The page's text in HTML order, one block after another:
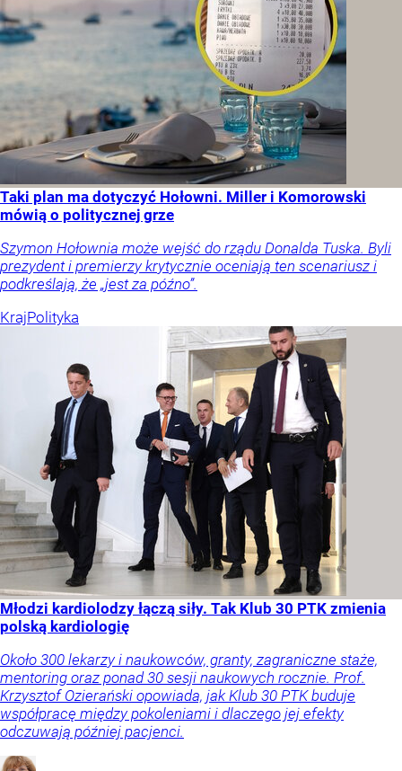
Taki plan ma dotyczyć Hołowni. Miller i Komorowski
mówią o politycznej grze
Szymon Hołownia może wejść do rządu Donalda Tuska. Byli
prezydent i premierzy krytycznie oceniają ten scenariusz i
podkreślają, że „jest za późno”.
KrajPolityka
Młodzi kardiolodzy łączą siły. Tak Klub 30 PTK zmienia
polską kardiologię
Około 300 lekarzy i naukowców, granty, zagraniczne staże,
mentoring oraz ponad 30 sesji naukowych rocznie. Prof.
Krzysztof Ozierański opowiada, jak Klub 30 PTK buduje
współpracę między pokoleniami i dlaczego jej efekty
odczuwają później pacjenci.